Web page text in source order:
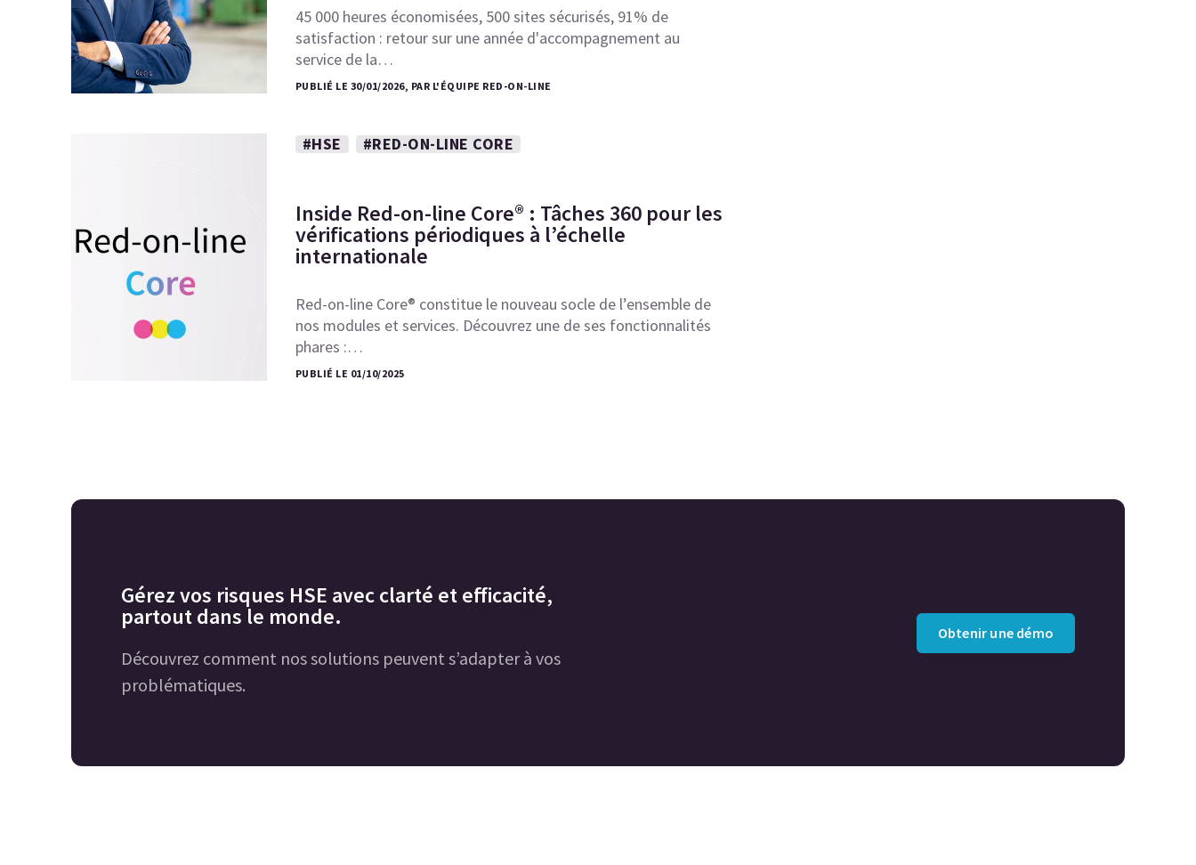
45 000 heures économisées, 500 sites sécurisés, 91% de
satisfaction : retour sur une année d'accompagnement au
service de la…
PUBLIÉ LE 30/01/2026, PAR L'ÉQUIPE RED-ON-LINE
#HSE #RED-ON-LINE CORE
Inside Red-on-line Core® : Tâches 360 pour les
vérifications périodiques à l’échelle
internationale
Red-on-line Core® constitue le nouveau socle de l’ensemble de
nos modules et services. Découvrez une de ses fonctionnalités
phares :…
PUBLIÉ LE 01/10/2025
Gérez vos risques HSE avec clarté et efficacité,
partout dans le monde.
Découvrez comment nos solutions peuvent s’adapter à vos
problématiques.
Obtenir une démo